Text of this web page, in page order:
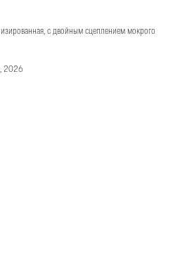
с двойным сцеплением мокрого
2026